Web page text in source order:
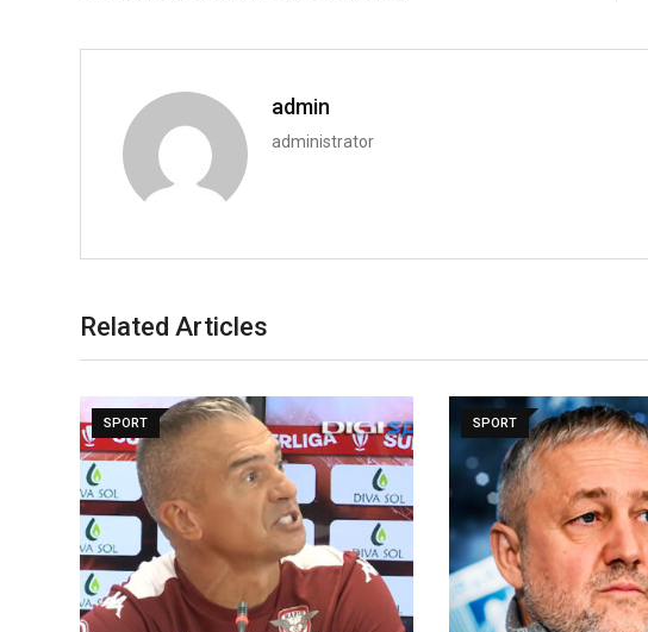
admin
administrator
Related Articles
SPORT SPORT